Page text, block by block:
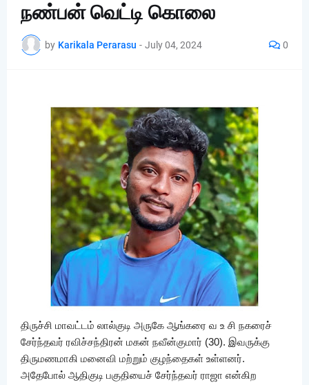
நண்பன் வெட்டி கொலை
by Karikala Perarasu - July 04, 2024 0
திருச்சி மாவட்டம் லால்குடி அருகே ஆங்கரை வ உ சி நகரைச்
சேர்ந்தவர் ரவிச்சந்திரன் மகன் நவீன்குமார் (30). இவருக்கு
திருமணமாகி மனைவி மற்றும் குழந்தைகள் உள்ளனர்.
அதேபோல் ஆதிகுடி பகுதியைச் சேர்ந்தவர் ராஜா என்கிற